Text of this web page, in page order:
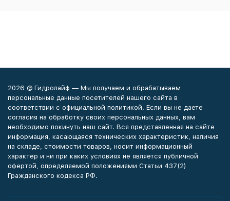
2026 © Гидролайф — Мы получаем и обрабатываем
персональные данные посетителей нашего сайта в
соответствии с официальной политикой. Если вы не даете
согласия на обработку своих персональных данных, вам
необходимо покинуть наш сайт. Вся представленная на сайте
информация, касающаяся технических характеристик, наличия
на складе, стоимости товаров, носит информационный
характер и ни при каких условиях не является публичной
офертой, определяемой положениями Статьи 437(2)
Гражданского кодекса РФ.